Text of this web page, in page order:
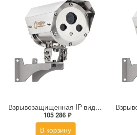
Взрывозащищенная IP-видеокамера Релион Релион-Exd-Н-100-ИК-IP5Мп2.7-13.5Z-PoE-SD-МК-TR
105 286 ₽
В корзину